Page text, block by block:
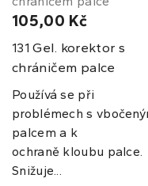
105,00 Kč
131 Gel. korektor s
chráničem palce
Používá se při
problémech s
palcem a k
ochraně kloubu palce.
Snižuje...